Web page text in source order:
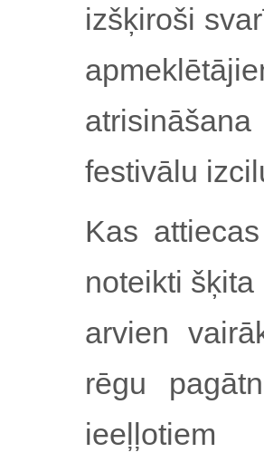
izšķiroši
festivālu
Kas
noteikti
arvien
rēgu